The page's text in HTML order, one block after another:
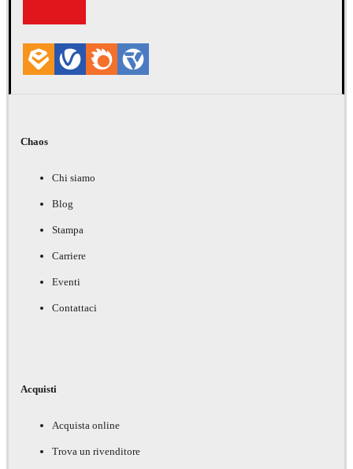
Chaos
Chi siamo
Blog
Stampa
Carriere
Eventi
Contattaci
Acquisti
Acquista online
Trova un rivenditore